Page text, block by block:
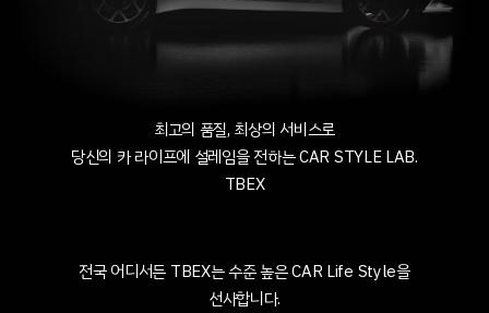
©2022.TBTECHAD.All Rights Reserved.
최고의 품질, 최상의 서비스로
당신의 카 라이프에 설레임을 전하는 CAR STYLE LAB.
TBEX
전국 어디서든 TBEX는 수준 높은 CAR Life Style을
선사합니다.